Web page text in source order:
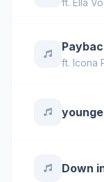
ft. Ella
ft. Icona
Down